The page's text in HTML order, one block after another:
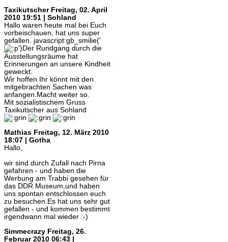
Taxikutscher Freitag, 02. April
2010 19:51 | Sohland
Hallo waren heute mal bei Euch
vorbeischauen, hat uns super
gefallen. javascript:gb_smilie('
')Der Rundgang durch die
Ausstellungsräume hat
Erinnerungen an unsere Kindheit
geweckt.
Wir hoffen Ihr könnt mit den
mitgebrachten Sachen was
anfangen.Macht weiter so.
Mit sozialistischem Gruss
Taxikutscher aus Sohland
Mathias Freitag, 12. März 2010
18:07 | Gotha
Hallo,
wir sind durch Zufall nach Pirna
gefahren - und haben die
Werbung am Trabbi gesehen für
das DDR Museum,und haben
uns spontan entschlossen euch
zu besuchen.Es hat uns sehr gut
gefallen - und kommen bestimmt
irgendwann mal wieder :-)
Simmecrazy Freitag, 26.
Februar 2010 06:43 |